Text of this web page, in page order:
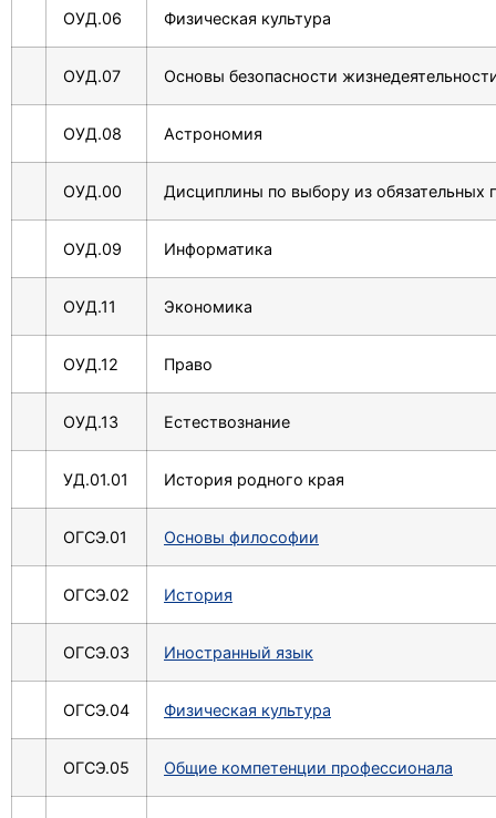
ОУД.06 Физическая культура
ОУД.07 Основы безопасности
ОУД.08 Астрономия
ОУД.00 Дисциплины по выбору из обязательных
ОУД.09 Информатика
ОУД.11 Экономика
ОУД.12 Право
ОУД.13 Естествознание
УД.01.01 История родного края
ОГСЭ.01 Основы философии
ОГСЭ.02 История
ОГСЭ.03 Иностранный язык
ОГСЭ.04 Физическая культура
ОГСЭ.05 Общие компетенции профессионала